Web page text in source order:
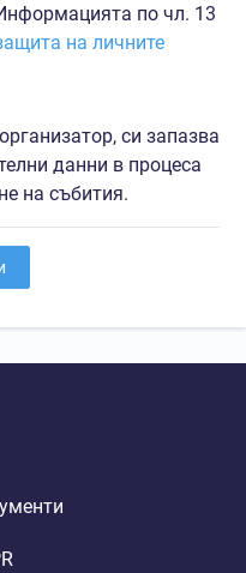
по чл. 13
на личните
си запазва
данни в процеса
на събития.